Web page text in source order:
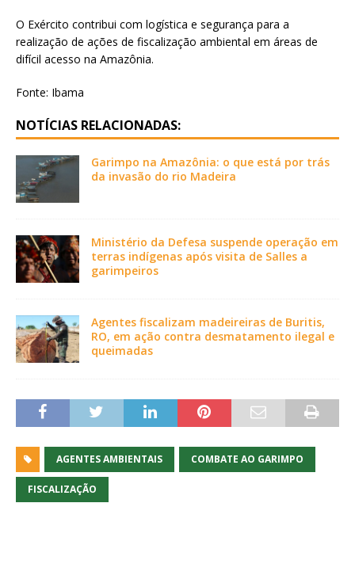
O Exército contribui com logística e segurança para a
realização de ações de fiscalização ambiental em áreas de
difícil acesso na Amazônia.
Fonte: Ibama
NOTÍCIAS RELACIONADAS:
Garimpo na Amazônia: o que está por trás
da invasão do rio Madeira
Ministério da Defesa suspende operação em
terras indígenas após visita de Salles a
garimpeiros
Agentes fiscalizam madeireiras de Buritis,
RO, em ação contra desmatamento ilegal e
queimadas
AGENTES AMBIENTAIS COMBATE AO GARIMPO
FISCALIZAÇÃO